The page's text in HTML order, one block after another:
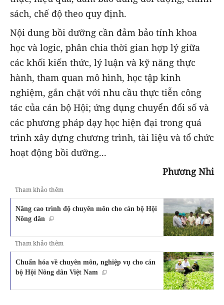
sách, chế độ theo quy định.
Nội dung bồi dưỡng cần đảm bảo tính khoa
học và logic, phân chia thời gian hợp lý giữa
các khối kiến thức, lý luận và kỹ năng thực
hành, tham quan mô hình, học tập kinh
nghiệm, gắn chặt với nhu cầu thực tiễn công
tác của cán bộ Hội; ứng dụng chuyển đổi số và
các phương pháp dạy học hiện đại trong quá
trình xây dựng chương trình, tài liệu và tổ chức
hoạt động bồi dưỡng...
Phương Nhi
Tham khảo thêm
Nâng cao trình độ chuyên môn cho cán bộ Hội
Nông dân
Tham khảo thêm
Chuẩn hóa về chuyên môn, nghiệp vụ cho cán
bộ Hội Nông dân Việt Nam